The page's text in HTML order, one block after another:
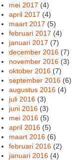
mei 2017 (4)
april 2017 (4)
maart 2017 (5)
februari 2017 (4)
januari 2017 (7)
december 2016 (7)
november 2016 (3)
oktober 2016 (7)
september 2016 (6)
augustus 2016 (4)
juli 2016 (3)
juni 2016 (3)
mei 2016 (5)
april 2016 (5)
maart 2016 (6)
februari 2016 (2)
januari 2016 (4)